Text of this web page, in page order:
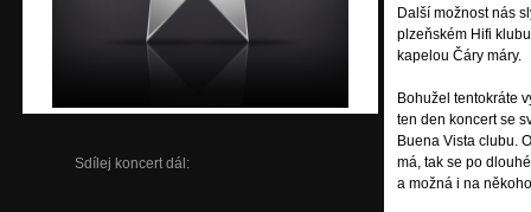
Sdílej koncert dál:
Další možnost nás
plzeňském Hifi
kapelou Čáry máry.
Bohužel tentokráte
ten den koncert se
Buena Vista clubu.
má, tak se po
a možná i na